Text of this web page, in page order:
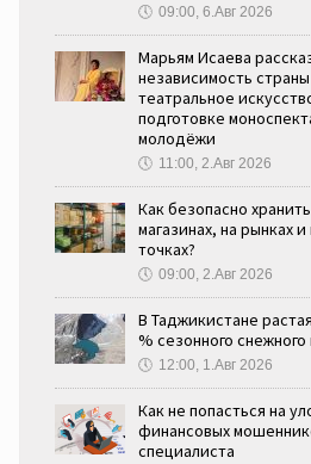
🕔 09:00, 6.Авг 2026
Марьям Исаева
независимость
театральное
подготовке
молодёжи
🕔 11:00, 2.Авг 2026
Как безопасно
магазинах, на рынках
точках?
🕔 09:00, 2.Авг 2026
В Таджикистане
% сезонного снежного
🕔 12:00, 1.Авг 2026
Как не попасться на
финансовых
специалиста